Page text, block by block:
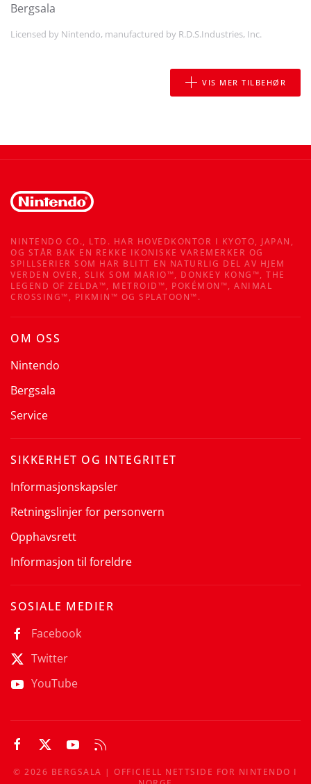
Bergsala
Licensed by Nintendo, manufactured by R.D.S.Industries, Inc.
VIS MER TILBEHØR
NINTENDO CO., LTD. HAR HOVEDKONTOR I KYOTO, JAPAN,
OG STÅR BAK EN REKKE IKONISKE VAREMERKER OG
SPILLSERIER SOM HAR BLITT EN NATURLIG DEL AV HJEM
VERDEN OVER, SLIK SOM MARIO™, DONKEY KONG™, THE
LEGEND OF ZELDA™, METROID™, POKÉMON™, ANIMAL
CROSSING™, PIKMIN™ OG SPLATOON™.
OM OSS
Nintendo
Bergsala
Service
SIKKERHET OG INTEGRITET
Informasjonskapsler
Retningslinjer for personvern
Opphavsrett
Informasjon til foreldre
SOSIALE MEDIER
Facebook
Twitter
YouTube
©2026 BERGSALA | OFFICIELL NETTSIDE FOR NINTENDO I